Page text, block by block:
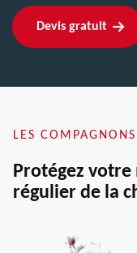
Devis gratuit
LES
Protégez
régulier de la